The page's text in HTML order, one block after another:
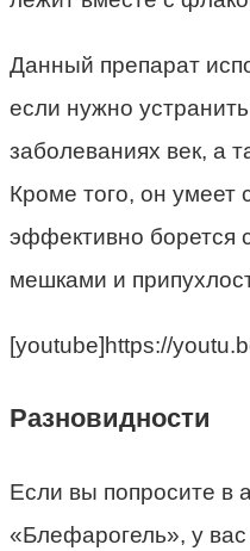
Данный препарат
если нужно
заболеваниях век, а
Кроме того, он умеет
эффективно борется
мешками и
[youtube]https://
Разновидности
Если вы попросите в
«Блефарогель», у вас